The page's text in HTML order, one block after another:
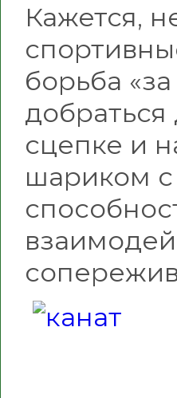
Кажется,
борьба
сцепке и
шариком с